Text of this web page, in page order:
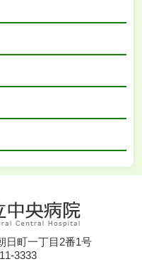
日町一丁目2番1号
3333